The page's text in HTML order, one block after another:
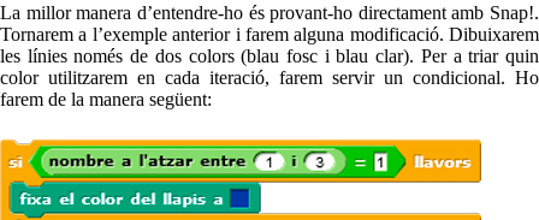
La millor manera d’entendre-ho és provant-ho directament amb Snap!.
Tornarem a l’exemple anterior i farem alguna modificació. Dibuixarem
les línies només de dos colors (blau fosc i blau clar). Per a triar quin
color utilitzarem en cada iteració, farem servir un condicional. Ho
farem de la manera següent: